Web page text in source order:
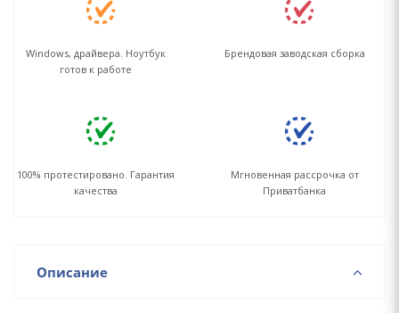
Windows, драйвера. Ноутбук
готов к работе
Брендовая заводская сборка
100% протестировано. Гарантия
качества
Мгновенная рассрочка от
Приватбанка
Описание